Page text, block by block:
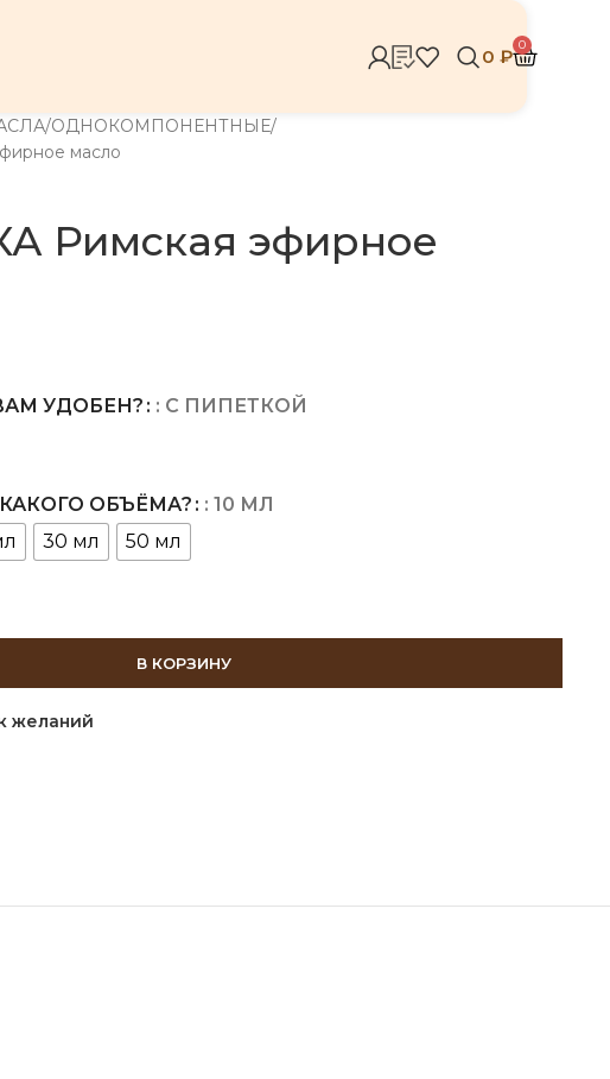
0 ₽
0
ОДНОКОМПОНЕНТНЫЕ
масло
Римская эфирное
УДОБЕН? : С ПИПЕТКОЙ
- КАКОГО ОБЪЁМА?
: 10 МЛ
30 мл 50 мл
В КОРЗИНУ
желаний